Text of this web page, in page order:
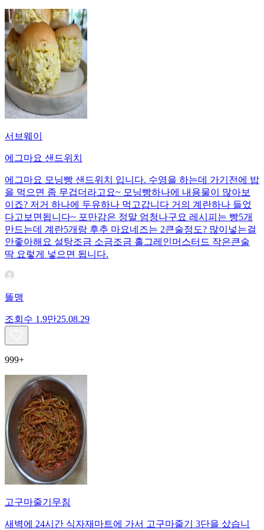
서브웨이
에그마요 샌드위치
에그마요 모닝빵 샌드위치 입니다. 수영을 하는데 가기전에 밥
을 먹으면 좀 무겁더라고요~ 모닝빵하나에 내용물이 많아보
이죠? 저거 하나에 두유하나 먹고갑니다 거의 계란하나 들었
다고보면됩니다~ 포만감은 정말 엄청나구요 레시피는 빵5개
만드는데 계란5개랑 후추 마요네즈는 2큰술정도? 많이넣는걸
안좋아해요 설탕조금 소금조금 홀그레인머스터드 작은큰술
딱 요렇게 넣으면 됩니다.
똘맹
조회수 1.9만25.08.29
999+
고구마줄기무침
새벽에 24시간 식자재마트에 가서 고구마줄기 3단을 샀습니